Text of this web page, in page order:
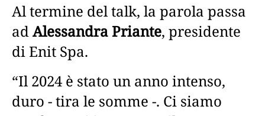
Al termine del talk, la parola passa
adAlessandra Priante, presidente
di Enit Spa.
“Il 2024 è stato un anno intenso,
duro - tira le somme -. Ci siamo